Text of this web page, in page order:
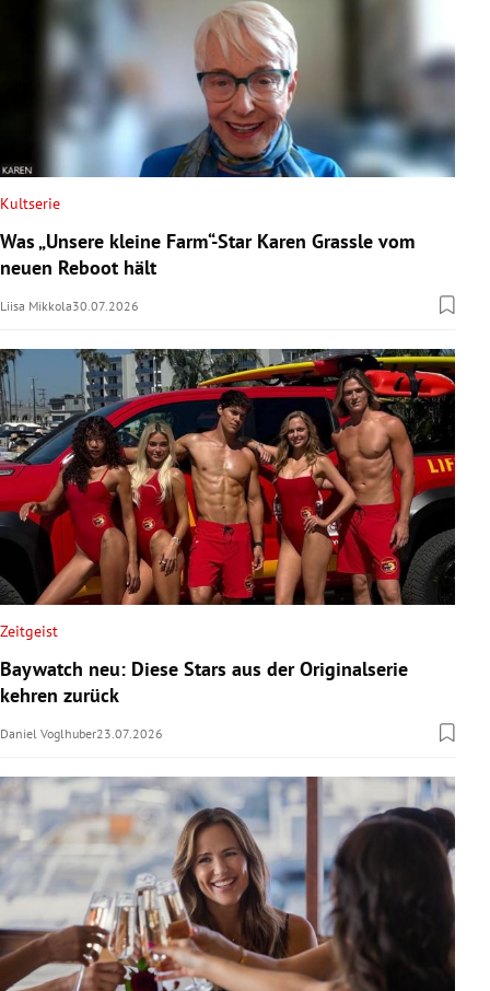
Kultserie
Was „Unsere kleine Farm“-Star Karen Grassle vom
neuen Reboot hält
Liisa Mikkola30.07.2026
Zeitgeist
Baywatch neu: Diese Stars aus der Originalserie
kehren zurück
Daniel Voglhuber23.07.2026